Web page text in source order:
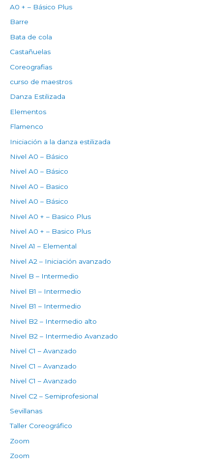
A0 + – Básico Plus
Barre
Bata de cola
Castañuelas
Coreografias
curso de maestros
Danza Estilizada
Elementos
Flamenco
Iniciación a la danza estilizada
Nivel A0 – Básico
Nivel A0 – Básico
Nivel A0 – Basico
Nivel A0 – Básico
Nivel A0 + – Basico Plus
Nivel A0 + – Basico Plus
Nivel A1 – Elemental
Nivel A2 – Iniciación avanzado
Nivel B – Intermedio
Nivel B1 – Intermedio
Nivel B1 – Intermedio
Nivel B2 – Intermedio alto
Nivel B2 – Intermedio Avanzado
Nivel C1 – Avanzado
Nivel C1 – Avanzado
Nivel C1 – Avanzado
Nivel C2 – Semiprofesional
Sevillanas
Taller Coreográfico
Zoom
Zoom